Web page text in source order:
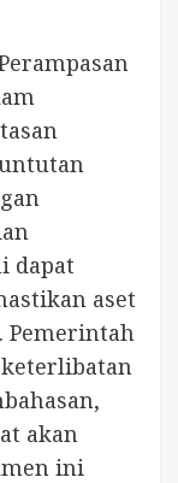
dapat
aset
Pemerintah
akan
ini